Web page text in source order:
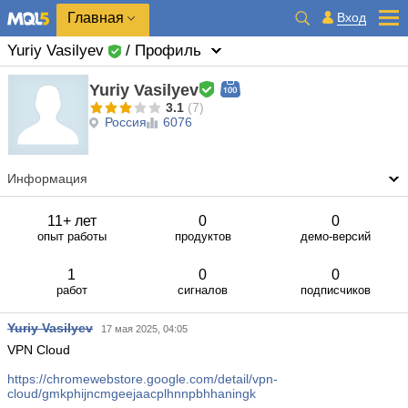
Главная Вход
Yuriy Vasilyev / Профиль
Yuriy Vasilyev
Россия 6076
3.1 (7)
Информация
11+ лет
опыт работы
0
продуктов
0
демо-версий
1
работ
0
сигналов
0
подписчиков
Yuriy Vasilyev 17 мая 2025, 04:05
VPN Cloud
https://chromewebstore.google.com/detail/vpn-
cloud/gmkphijncmgeejaacplhnnpbhhaningk